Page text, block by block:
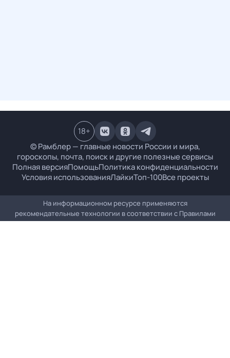
© Рамблер — главные новости России и мира,
гороскопы, почта, поиск и другие полезные сервисы
Полная версияПомощьПолитика конфиденциальности
Условия использованияЛайкиТоп-100Все проекты
18+
На информационном ресурсе применяются
рекомендательные технологии в соответствии с Правилами